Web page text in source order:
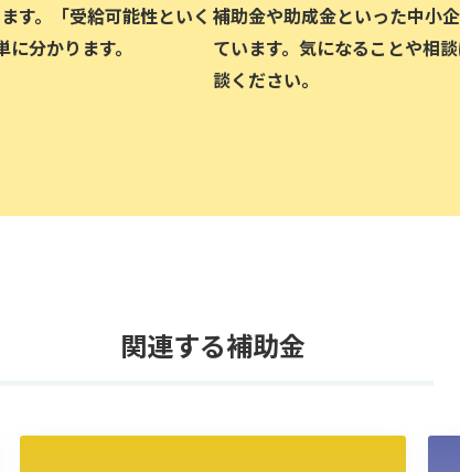
す。「受給可能性といく
分かります。
補助金や助成金といった中小
ています。気になることや相
談ください。
関連する補助金